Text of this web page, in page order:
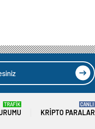
TRAFİK
KRIPTO PARALAR
CANLI